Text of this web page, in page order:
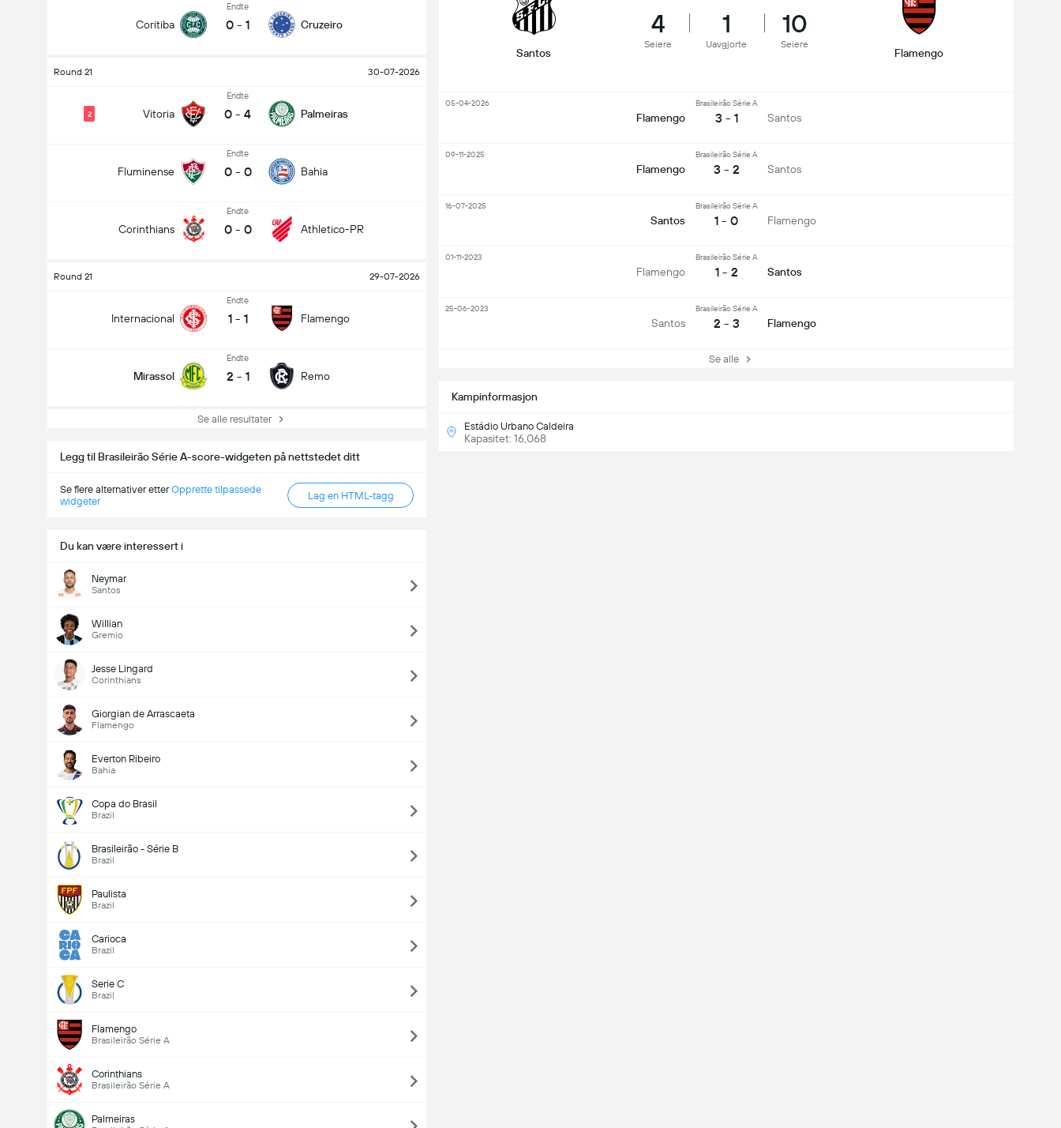
Coritiba
Endte
0 - 1 Cruzeiro
Round 21 30-07-2026
Vitoria
2
Endte
0 - 4 Palmeiras
Fluminense
Endte
0 - 0 Bahia
Corinthians
Endte
0 - 0 Athletico-PR
Round 21 29-07-2026
Internacional
Endte
1 - 1 Flamengo
Mirassol
Endte
2 - 1 Remo
Se alle resultater
Legg til Brasileirão Série A-score-widgeten på nettstedet ditt
Se flere alternativer etterOpprette tilpassede
widgeter
Lag en HTML-tagg
Du kan være interessert i
Neymar
Santos
Willian
Gremio
Jesse Lingard
Corinthians
Giorgian de Arrascaeta
Flamengo
Everton Ribeiro
Bahia
Copa do Brasil
Brazil
Brasileirão - Série B
Brazil
Paulista
Brazil
Carioca
Brazil
Serie C
Brazil
Flamengo
Brasileirão Série A
Corinthians
Brasileirão Série A
Palmeiras
Kampinformasjon
Estádio Urbano Caldeira
Kapasitet: 16,068
Santos
4
Seiere
1
Uavgjorte
10
Seiere
Flamengo
Flamengo
Brasileirão Série A
3 - 1 Santos
05-04-2026
Flamengo
Brasileirão Série A
3 - 2 Santos
09-11-2025
Santos
Brasileirão Série A
1 - 0 Flamengo
16-07-2025
Flamengo
Brasileirão Série A
1 - 2 Santos
01-11-2023
Santos
Brasileirão Série A
2 - 3 Flamengo
25-06-2023
Se alle